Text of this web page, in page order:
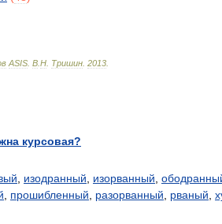
ASIS В Н Тришин 2013
курсовая?
изодранный изорванный
прошибленный разорванный рваный